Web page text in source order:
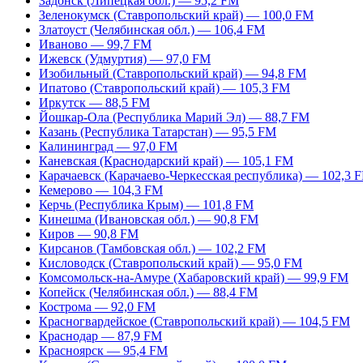
Зеленокумск (Ставропольский край) — 100,0 FM
Златоуст (Челябинская обл.) — 106,4 FM
Иваново — 99,7 FM
Ижевск (Удмуртия) — 97,0 FM
Изобильный (Ставропольский край) — 94,8 FM
Ипатово (Ставропольский край) — 105,3 FM
Иркутск — 88,5 FM
Йошкар-Ола (Республика Марий Эл) — 88,7 FM
Казань (Республика Татарстан) — 95,5 FM
Калининград — 97,0 FM
Каневская (Краснодарский край) — 105,1 FM
Карачаевск (Карачаево-Черкесская республика) — 102,3
Кемерово — 104,3 FM
Керчь (Республика Крым) — 101,8 FM
Кинешма (Ивановская обл.) — 90,8 FM
Киров — 90,8 FM
Кирсанов (Тамбовская обл.) — 102,2 FM
Кисловодск (Ставропольский край) — 95,0 FM
Комсомольск-на-Амуре (Хабаровский край) — 99,9 FM
Копейск (Челябинская обл.) — 88,4 FM
Кострома — 92,0 FM
Красногвардейское (Ставропольский край) — 104,5 FM
Краснодар — 87,9 FM
Красноярск — 95,4 FM